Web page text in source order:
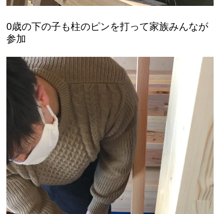
0歳の下の子も柱のピンを打って家族みんなが
参加